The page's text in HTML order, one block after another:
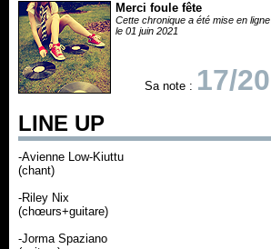
Merci foule fête
Cette chronique a été mise en ligne
le 01 juin 2021
Sa note : 17/20
LINE UP
-Avienne Low-Kiuttu
(chant)
-Riley Nix
(chœurs+guitare)
-Jorma Spaziano